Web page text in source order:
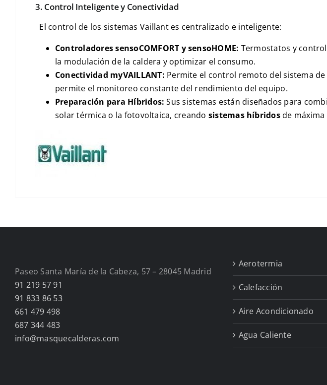
3. Control Inteligente y Conectividad
El control de los sistemas Vaillant es centralizado e inteligente:
ControladoressensoCOMFORT ysensoHOME: Termostatos y
la modulación de la caldera y optimizar el consumo.
Conectividad myVAILLANT: Permite el control remoto del sistema
permite el monitoreo constante del rendimiento del equipo.
Preparación para Híbridos: Sus sistemas están diseñados para
solar térmica o la fotovoltaica, creando sistemas híbridosde máxima
Paseo Santa María de la Cabeza, 57 – 28045 Madrid
91 219 57 91
91 833 86 53
661 479 498
687 344 483
info@masquecalderas.com
Aerotermia
Calefacción
Aire Acondicionado
Agua Caliente